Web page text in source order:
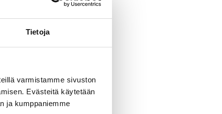
Tietoja
varmistamme sivuston
Evästeitä käytetään
ja kumppaniemme